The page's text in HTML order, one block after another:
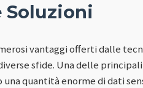
Soluzioni
vantaggi offerti dalle
sfide. Una delle
quantità enorme di dati